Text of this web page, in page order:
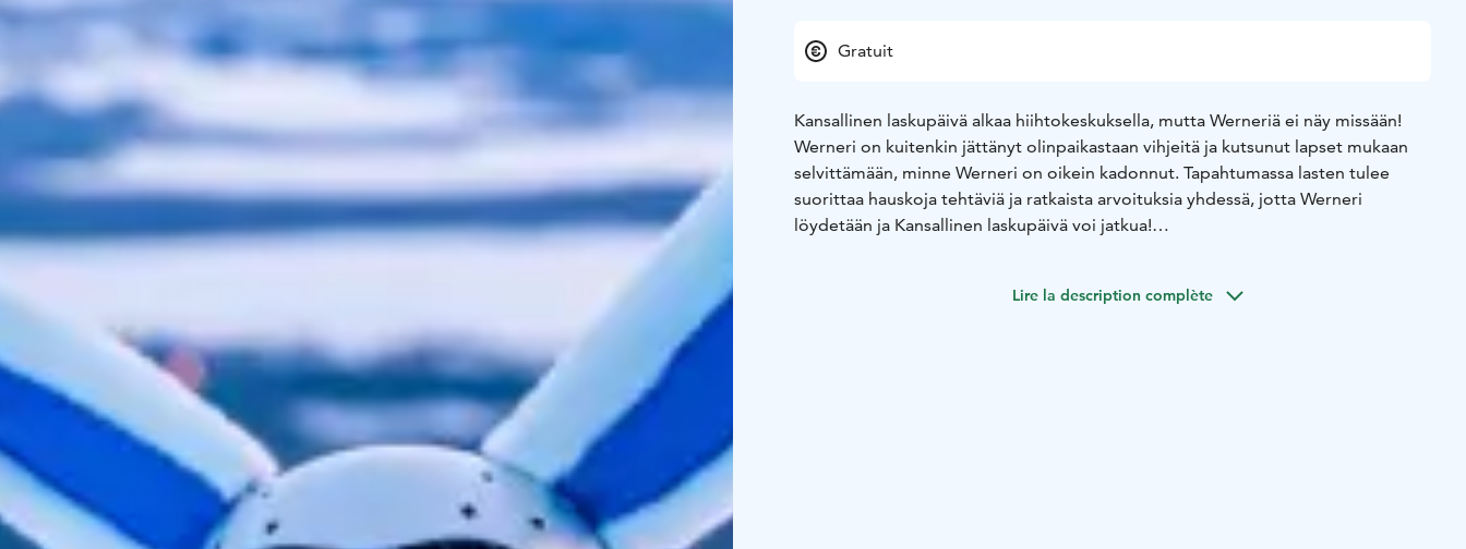
Gratuit
Kansallinen laskupäivä alkaa hiihtokeskuksella, mutta Werneriä ei näy missään!
Werneri on kuitenkin jättänyt olinpaikastaan vihjeitä ja kutsunut lapset mukaan
selvittämään, minne Werneri on oikein kadonnut. Tapahtumassa lasten tulee
suorittaa hauskoja tehtäviä ja ratkaista arvoituksia yhdessä, jotta Werneri
löydetään ja Kansallinen laskupäivä voi jatkua!
pystyä laskemaan sinisiä rinteitä. Maksuton.
Lire la description complète